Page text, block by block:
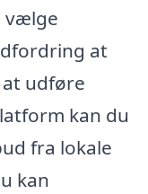
vælge
at
udføre
kan du
fra lokale
kan